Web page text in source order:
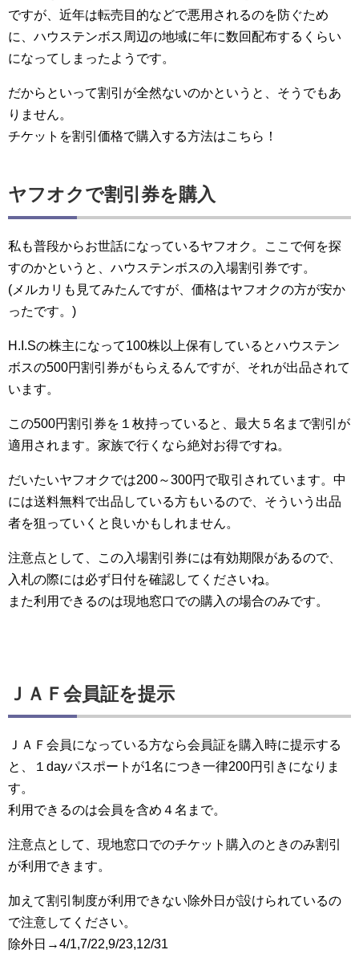
ですが、近年は転売目的などで悪用されるのを防ぐため
に、ハウステンボス周辺の地域に年に数回配布するくらい
になってしまったようです。
だからといって割引が全然ないのかというと、そうでもあ
りません。
チケットを割引価格で購入する方法はこちら！
ヤフオクで割引券を購入
私も普段からお世話になっているヤフオク。ここで何を探
すのかというと、ハウステンボスの入場割引券です。
(メルカリも見てみたんですが、価格はヤフオクの方が安か
ったです。)
H.I.Sの株主になって100株以上保有しているとハウステン
ボスの500円割引券がもらえるんですが、それが出品されて
います。
この500円割引券を１枚持っていると、最大５名まで割引が
適用されます。家族で行くなら絶対お得ですね。
だいたいヤフオクでは200～300円で取引されています。中
には送料無料で出品している方もいるので、そういう出品
者を狙っていくと良いかもしれません。
注意点として、この入場割引券には有効期限があるので、
入札の際には必ず日付を確認してくださいね。
また利用できるのは現地窓口での購入の場合のみです。
ＪＡＦ会員証を提示
ＪＡＦ会員になっている方なら会員証を購入時に提示する
と、１dayパスポートが1名につき一律200円引きになりま
す。
利用できるのは会員を含め４名まで。
注意点として、現地窓口でのチケット購入のときのみ割引
が利用できます。
加えて割引制度が利用できない除外日が設けられているの
で注意してください。
除外日→4/1,7/22,9/23,12/31